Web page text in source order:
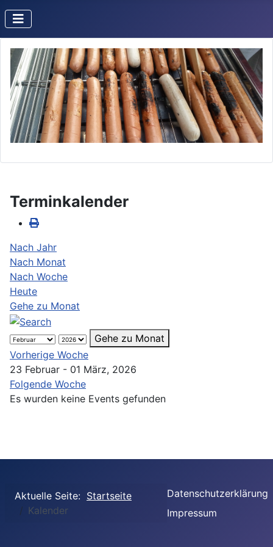
Terminkalender
Nach Jahr
Nach Monat
Nach Woche
Heute
Gehe zu Monat
Gehe zu Monat
Vorherige Woche
23 Februar - 01 März, 2026
Folgende Woche
Es wurden keine Events gefunden
Aktuelle Seite: Startseite
Kalender
Datenschutzerklärung
Impressum